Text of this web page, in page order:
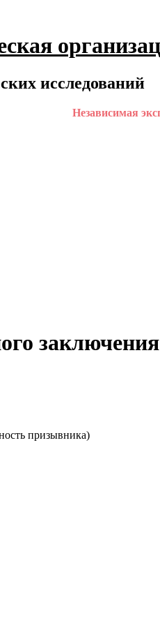
исследований
Независимая
призывника)